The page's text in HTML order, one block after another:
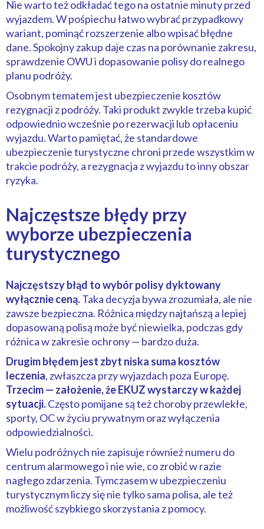
Nie warto też odkładać tego na ostatnie minuty przed
wyjazdem. W pośpiechu łatwo wybrać przypadkowy
wariant, pominąć rozszerzenie albo wpisać błędne
dane. Spokojny zakup daje czas na porównanie zakresu,
sprawdzenie OWU i dopasowanie polisy do realnego
planu podróży.
Osobnym tematem jest ubezpieczenie kosztów
rezygnacji z podróży. Taki produkt zwykle trzeba kupić
odpowiednio wcześnie po rezerwacji lub opłaceniu
wyjazdu. Warto pamiętać, że standardowe
ubezpieczenie turystyczne chroni przede wszystkim w
trakcie podróży, a rezygnacja z wyjazdu to inny obszar
ryzyka.
Najczęstsze błędy przy
wyborze ubezpieczenia
turystycznego
Najczęstszy błąd to wybór polisy dyktowany
wyłącznie ceną.Taka decyzja bywa zrozumiała, ale nie
zawsze bezpieczna. Różnica między najtańszą a lepiej
dopasowaną polisą może być niewielka, podczas gdy
różnica w zakresie ochrony — bardzo duża.
Drugim błędem jest zbyt niska suma kosztów
leczenia, zwłaszcza przy wyjazdach poza Europę.
Trzecim — założenie, że EKUZ wystarczy w każdej
sytuacji.Często pomijane są też choroby przewlekłe,
sporty, OC w życiu prywatnym oraz wyłączenia
odpowiedzialności.
Wielu podróżnych nie zapisuje również numeru do
centrum alarmowego i nie wie, co zrobić w razie
nagłego zdarzenia. Tymczasem w ubezpieczeniu
turystycznym liczy się nie tylko sama polisa, ale też
możliwość szybkiego skorzystania z pomocy.